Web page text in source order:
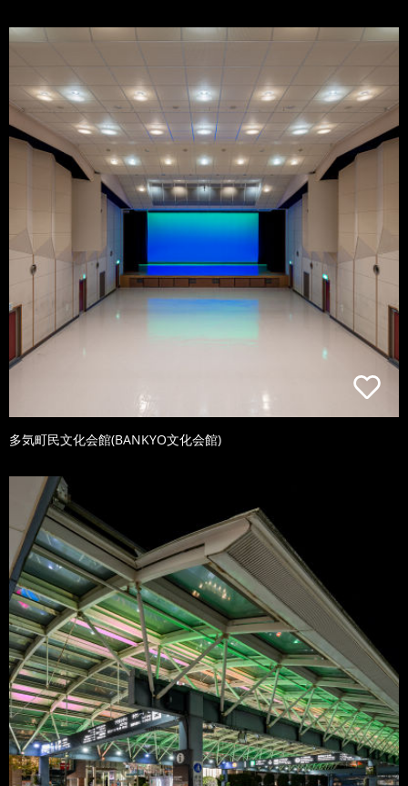
多気町民文化会館(BANKYO文化会館)